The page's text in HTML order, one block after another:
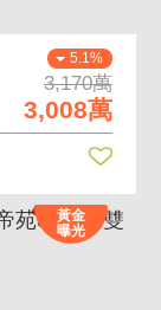
5.1%
3,170萬
3,008萬
黃金
曝光